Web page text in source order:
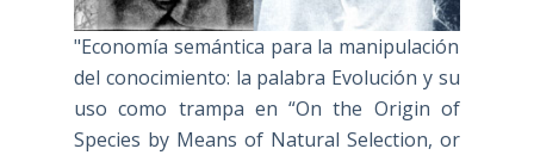
"Economía semántica para la manipulación
del conocimiento: la palabra Evolución y su
uso como trampa en “On the Origin of
Species by Means of Natural Selection, or